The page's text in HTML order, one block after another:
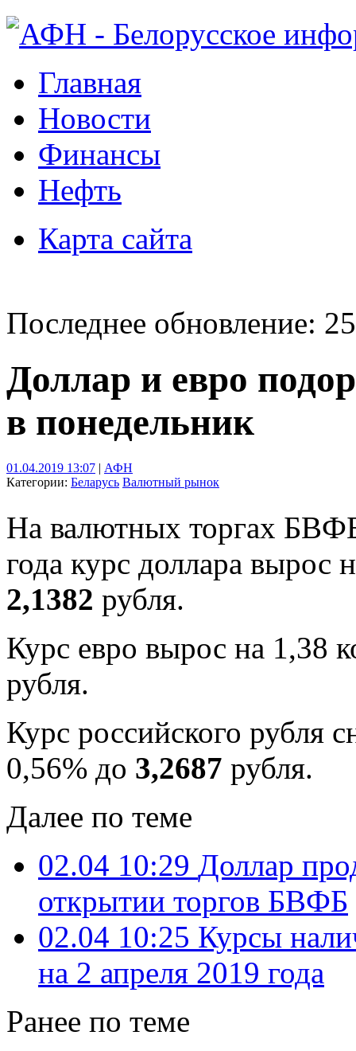
Главная
Новости
Финансы
Нефть
Карта сайта
Последнее обновление:
Доллар и евро
в понедельник
01.04.2019 13:07 | АФН
Категории: Беларусь Валютный рынок
На валютных торгах
года курс доллара вырос
2,1382 рубля.
Курс евро вырос на 1,38
рубля.
Курс российского рубля
0,56% до 3,2687 рубля.
Далее по теме
02.04 10:29 Доллар
открытии торгов БВФБ
02.04 10:25 Курсы
на 2 апреля 2019 года
Ранее по теме